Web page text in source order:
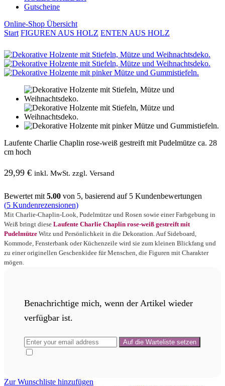
Gutscheine
Online-Shop Übersicht
Start FIGUREN AUS HOLZ ENTEN AUS HOLZ
Laufente Charlie Chaplin rose-weiß gestreift mit Pudelmütze ca. 28
cm hoch
29,99 € inkl. MwSt. zzgl. Versand
Bewertet mit 5.00 von 5, basierend auf 5 Kundenbewertungen
(5 Kundenrezensionen)
Mit Charlie-Chaplin-Look, Pudelmütze und Rosen sowie einer Farbgebung in
Weiß bringt diese Laufente Charlie Chaplin rose-weiß gestreift mit
Pudelmütze Witz und Persönlichkeit in die Dekoration. Auf Sideboard,
Kommode, Fensterbank oder Küchenzeile wird sie zum kleinen Blickfang und
zu einer originellen Geschenkidee für Menschen, die Figuren mit Charakter
mögen.
Benachrichtige mich, wenn der Artikel wieder
verfügbar ist.
Zur Wunschliste hinzufügen